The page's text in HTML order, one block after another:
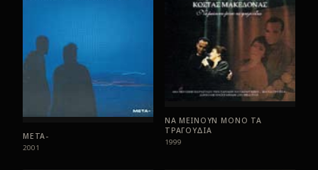
ΜΕΤΑ-
2001
ΝΑ ΜΕΙΝΟΥΝ ΜΟΝΟ ΤΑ
ΤΡΑΓΟΥΔΙΑ
1999